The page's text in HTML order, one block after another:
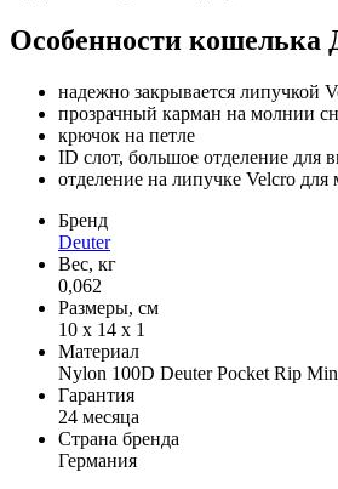
Особенности кошелька
надежно закрывается липучкой
прозрачный карман на молнии
крючок на петле
ID слот, большое отделение для
отделение на липучке Velcro для
Бренд
Deuter
Вес, кг
0,062
Размеры, см
10 x 14 x 1
Материал
Nylon 100D Deuter Pocket Rip
Гарантия
24 месяца
Страна бренда
Германия